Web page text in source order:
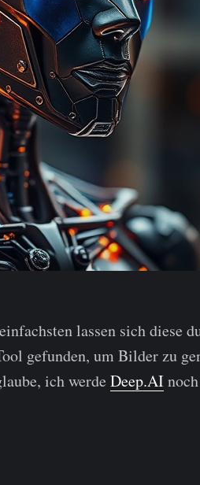
lassen sich diese
gefunden, um Bilder zu
ich werde Deep.AI